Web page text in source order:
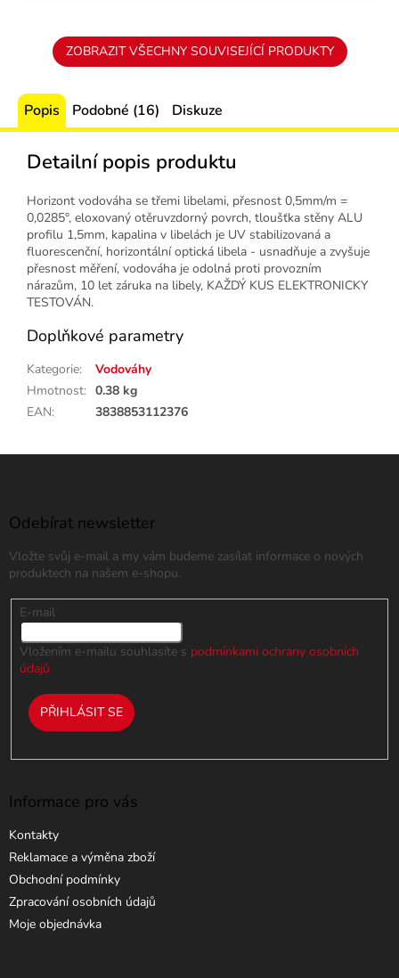
ZOBRAZIT VŠECHNY SOUVISEJÍCÍ PRODUKTY
Popis Podobné (16) Diskuze
Detailní popis produktu
Horizont vodováha se třemi libelami, přesnost 0,5mm/m =
0,0285°, eloxovaný otěruvzdorný povrch, tloušťka stěny ALU
profilu 1,5mm, kapalina v libelách je UV stabilizovaná a
fluorescenční, horizontální optická libela - usnadňuje a zvyšuje
přesnost měření, vodováha je odolná proti provozním
nárazům, 10 let záruka na libely, KAŽDÝ KUS ELEKTRONICKY
TESTOVÁN.
Doplňkové parametry
Kategorie:
Vodováhy
Hmotnost: 0.38 kg
EAN: 3838853112376
Odebírat newsletter
Vložte svůj e-mail a my vám budeme zasílat informace o nových
produktech na našem e-shopu.
E-mail
Vložením e-mailu souhlasíte s podmínkami ochrany osobních
údajů
PŘIHLÁSIT SE
Informace pro vás
Kontakty
Reklamace a výměna zboží
Obchodní podmínky
Zpracování osobních údajů
Moje objednávka